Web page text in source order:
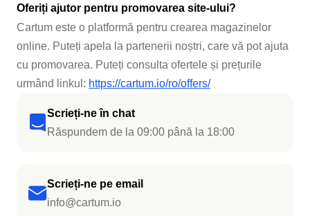
Scrieți-ne în chat
Răspundem de la 09:00 până la 18:00
Scrieți-ne pe email
info@cartum.io
Oferiți ajutor pentru promovarea site-ului?
Cartum este o platformă pentru crearea magazinelor
online. Puteți apela la partenerii noștri, care vă pot ajuta
cu promovarea. Puteți consulta ofertele și prețurile
urmând linkul: https://cartum.io/ro/offers/